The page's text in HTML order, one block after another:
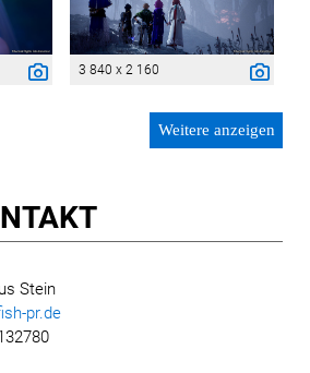
3 840 x 2 160
Weitere anzeigen
Stein
pr.de